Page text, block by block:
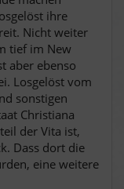
ihre
Nicht weiter
tief im New
aber ebenso
Losgelöst vom
sonstigen
Christiana
der Vita ist,
Dass dort die
eine weitere